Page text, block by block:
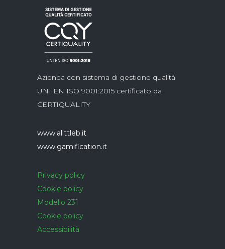
Azienda con sistema di gestione qualità
UNI EN ISO 9001:2015 certificato da
CERTIQUALITY
www.alittleb.it
www.gamification.it
Privacy policy
Cookie policy
Modello 231
Cookie policy
Accessibilità